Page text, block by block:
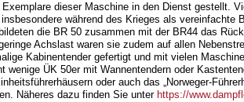
dieser Maschine in den Dienst gestellt.
während des Krieges als vereinfachte
die BR 50 zusammen mit der BR44 das
Achslast waren sie zudem auf allen
Kabinentender gefertigt und mit vielen
ÜK 50er mit Wannentendern oder
oder auch das „Norweger-
Näheres dazu finden Sie unter https://